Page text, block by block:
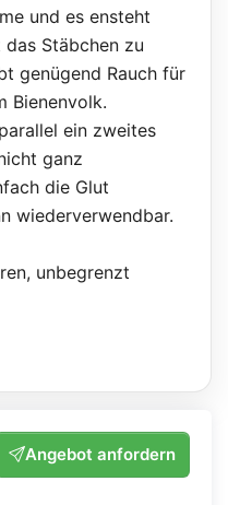
und es ensteht
Stäbchen zu
genügend Rauch für
Bienenvolk.
ein zweites
ganz
die Glut
wiederverwendbar.
unbegrenzt
Angebot anfordern